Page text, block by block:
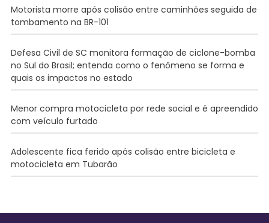
Motorista morre após colisão entre caminhões seguida de
tombamento na BR-101
Defesa Civil de SC monitora formação de ciclone-bomba
no Sul do Brasil; entenda como o fenômeno se forma e
quais os impactos no estado
Menor compra motocicleta por rede social e é apreendido
com veículo furtado
Adolescente fica ferido após colisão entre bicicleta e
motocicleta em Tubarão